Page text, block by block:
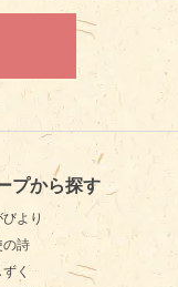
プから探す
びより
の詩
く